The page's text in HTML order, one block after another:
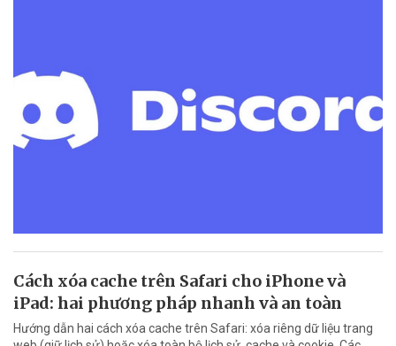
Cách xóa cache trên Safari cho iPhone và
iPad: hai phương pháp nhanh và an toàn
Hướng dẫn hai cách xóa cache trên Safari: xóa riêng dữ liệu trang